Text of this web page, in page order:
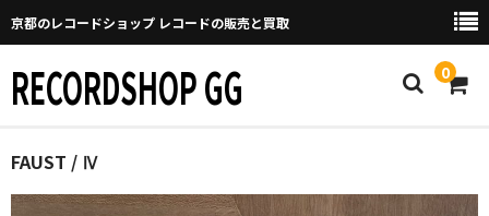
京都のレコードショップ レコードの販売と買取
RECORDSHOP GG 0
Home
マイページ
FAUST / Ⅳ